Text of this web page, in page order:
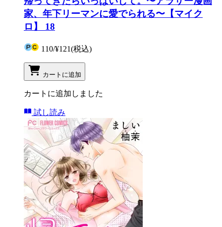
家、年下リーマンに愛でられる〜【マイク
ロ】 18
110/¥121(税込)
カートに追加
カートに追加しました
試し読み